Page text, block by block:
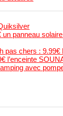
un panneau
pas chers :
l’enceinte
avec